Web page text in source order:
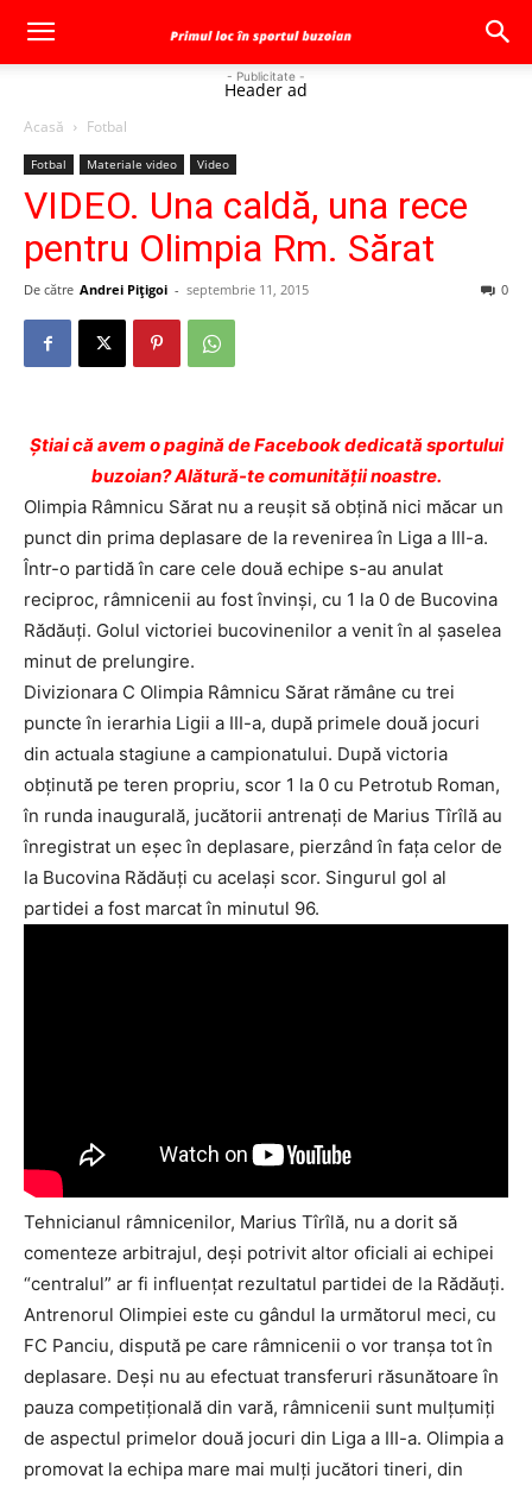
- Publicitate -
Header ad
Acasă Fotbal
Fotbal Materiale video Video
VIDEO. Una caldă, una rece
pentru Olimpia Rm. Sărat
De către Andrei Pițigoi - septembrie 11, 2015 0
Ştiai că avem o pagină de Facebook dedicată sportului
buzoian? Alătură-te comunității noastre.
Olimpia Râmnicu Sărat nu a reuşit să obţină nici măcar un
punct din prima deplasare de la revenirea în Liga a III-a.
Într-o partidă în care cele două echipe s-au anulat
reciproc, râmnicenii au fost învinşi, cu 1 la 0 de Bucovina
Rădăuţi. Golul victoriei bucovinenilor a venit în al şaselea
minut de prelungire.
Divizionara C Olimpia Râmnicu Sărat rămâne cu trei
puncte în ierarhia Ligii a III-a, după primele două jocuri
din actuala stagiune a campionatului. După victoria
obţinută pe teren propriu, scor 1 la 0 cu Petrotub Roman,
în runda inaugurală, jucătorii antrenaţi de Marius Tîrîlă au
înregistrat un eşec în deplasare, pierzând în faţa celor de
la Bucovina Rădăuţi cu acelaşi scor. Singurul gol al
partidei a fost marcat în minutul 96.
Tehnicianul râmnicenilor, Marius Tîrîlă, nu a dorit să
comenteze arbitrajul, deşi potrivit altor oficiali ai echipei
“centralul” ar fi influenţat rezultatul partidei de la Rădăuţi.
Antrenorul Olimpiei este cu gândul la următorul meci, cu
FC Panciu, dispută pe care râmnicenii o vor tranşa tot în
deplasare. Deşi nu au efectuat transferuri răsunătoare în
pauza competiţională din vară, râmnicenii sunt mulţumiţi
de aspectul primelor două jocuri din Liga a III-a. Olimpia a
promovat la echipa mare mai mulţi jucători tineri, din